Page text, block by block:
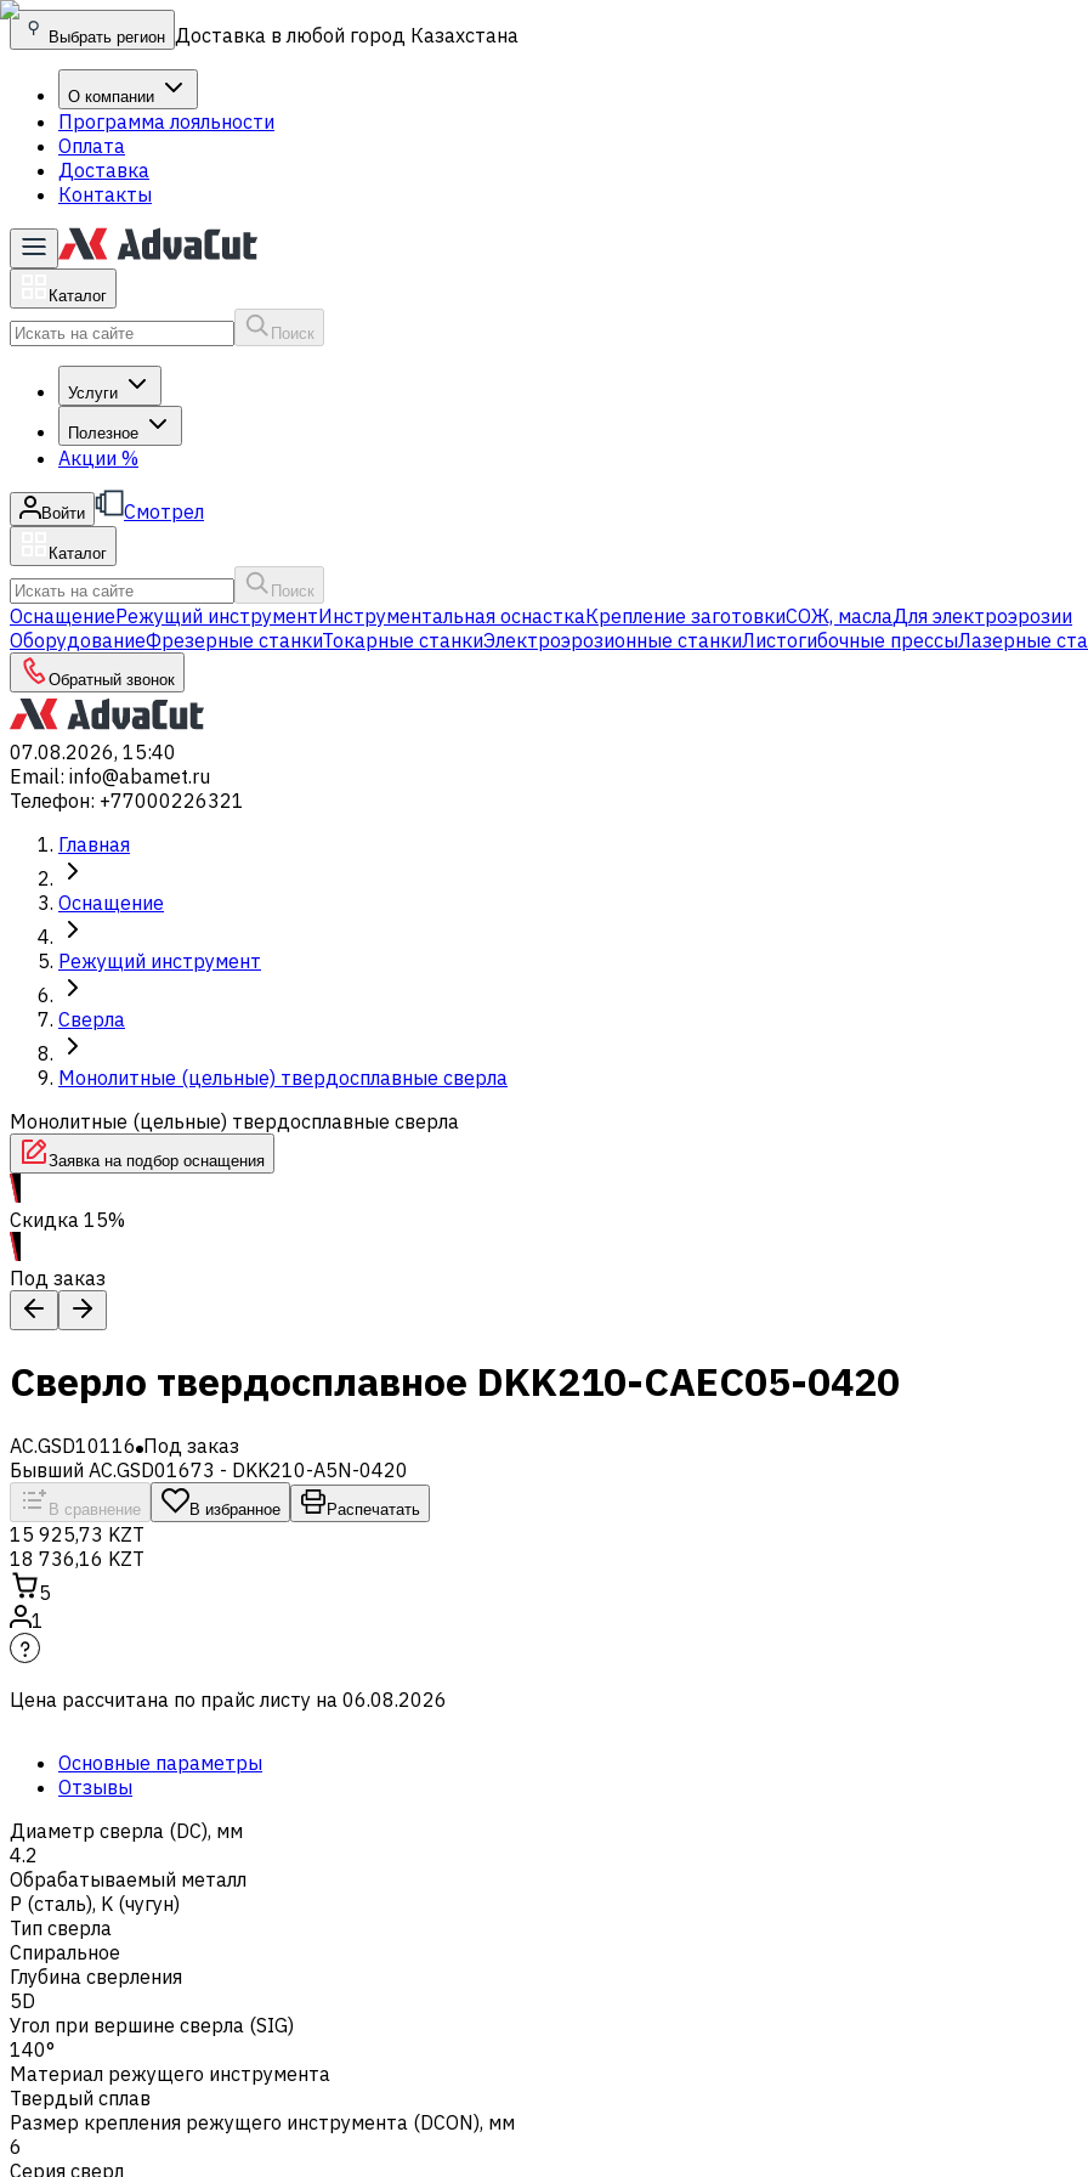
Выбрать регион Доставка в любой город Казахстана
О компании
Программа лояльности
Оплата
Доставка
Контакты
Каталог
Поиск
Услуги
Полезное
Акции %
Войти Смотрел
Каталог
Поиск
ОснащениеРежущий инструментИнструментальная оснасткаКрепление заготовкиСОЖ, маслаДля электроэрозии
ОборудованиеФрезерные станкиТокарные станкиЭлектроэрозионные станкиЛистогибочные прессыЛазерные
Обратный звонок
07.08.2026, 15:40
Email: info@abamet.ru
Телефон: +77000226321
Главная
Оснащение
Режущий инструмент
Сверла
Монолитные (цельные) твердосплавные сверла
Монолитные (цельные) твердосплавные сверла
Заявка на подбор оснащения
Скидка 15%
Под заказ
Сверло твердосплавное DKK210-CAEC05-0420
AC.GSD10116 Под заказ
Бывший AC.GSD01673 - DKK210-A5N-0420
В сравнение В избранное Распечатать
15 925,73 KZT
18 736,16 KZT
5
1
Цена рассчитана по прайс листу на 06.08.2026
Основные параметры
Отзывы
Диаметр сверла (DC), мм
4.2
Обрабатываемый металл
Р (сталь), K (чугун)
Тип сверла
Спиральное
Глубина сверления
5D
Угол при вершине сверла (SIG)
140°
Материал режущего инструмента
Твердый сплав
Размер крепления режущего инструмента (DCON), мм
6
Серия сверл